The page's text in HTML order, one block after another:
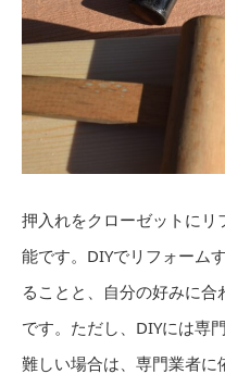
押入れをクローゼットに
能です。DIYでリフォーム
ることと、自分の好みに
です。ただし、DIYには専
難しい場合は、専門業者に